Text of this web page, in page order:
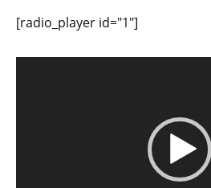
[radio_player id="1"]